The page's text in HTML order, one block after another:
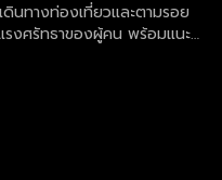
นทางท่องเที่ยวและตามรอย
งศรัทธาของผู้คน พร้อมแนะนำ
กับ มดดำ คชาภา